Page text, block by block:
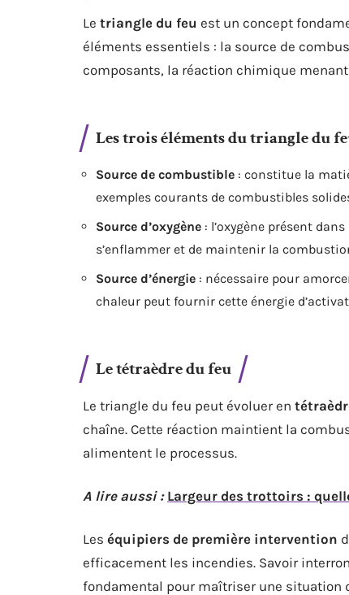
Le triangle du feu est un concept
éléments essentiels : la source de
composants, la réaction chimique
Les trois éléments du triangle du
Source de combustible : constitue la
exemples courants de combustibles
Source d’oxygène : l’oxygène présent
s’enflammer et de maintenir la
Source d’énergie : nécessaire pour
chaleur peut fournir cette énergie
Le tétraèdre du feu
Le triangle du feu peut évoluer en
chaîne. Cette réaction maintient la
alimentent le processus.
A lire aussi : Largeur des trottoirs :
Les équipiers de première intervention
efficacement les incendies. Savoir
fondamental pour maîtriser une situation